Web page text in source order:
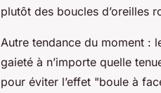
plutôt des boucles d’oreilles
Autre tendance du moment :
gaieté à n’importe quelle
pour éviter l’effet "boule à